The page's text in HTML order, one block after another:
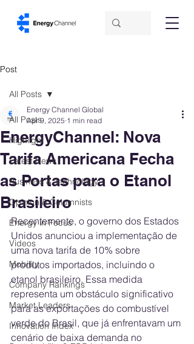
Post
All Posts
Highlight
Latest News
Business & Technology
Opinion & Columnists
Energy in Focus
Videos
Mobility
Company Rankings
Market Leaders
Innovation Index
All Posts
EnergyChannel: Nova
Tarifa Americana Fecha
as Portas para o Etanol
Brasileiro
Energy Channel Global
Apr 9, 2025 1 min read
Recentemente, o governo dos Estados
Unidos anunciou a implementação de
uma nova tarifa de 10% sobre
produtos importados, incluindo o
etanol brasileiro. Essa medida
representa um obstáculo significativo
para as exportações do combustível
verde do Brasil, que já enfrentavam um
cenário de baixa demanda no